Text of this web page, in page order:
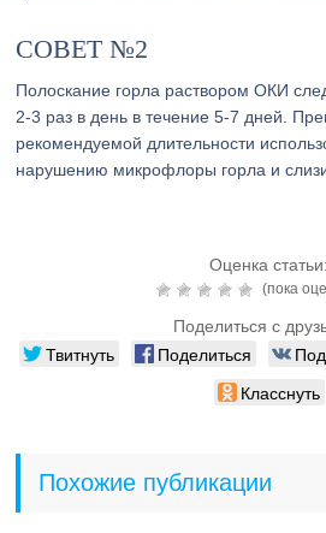
СОВЕТ №2
Полоскание горла раствором ОКИ
2-3 раз в день в течение 5-7 дней.
рекомендуемой длительности
нарушению микрофлоры горла и
Оценка статьи:
(пока
Поделиться с
Твитнуть Поделиться
Класснуть
Похожие публикации